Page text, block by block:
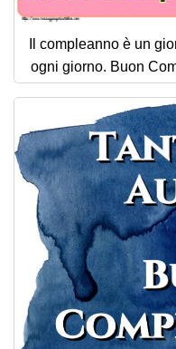
Il compleanno è un
ogni giorno. Buon